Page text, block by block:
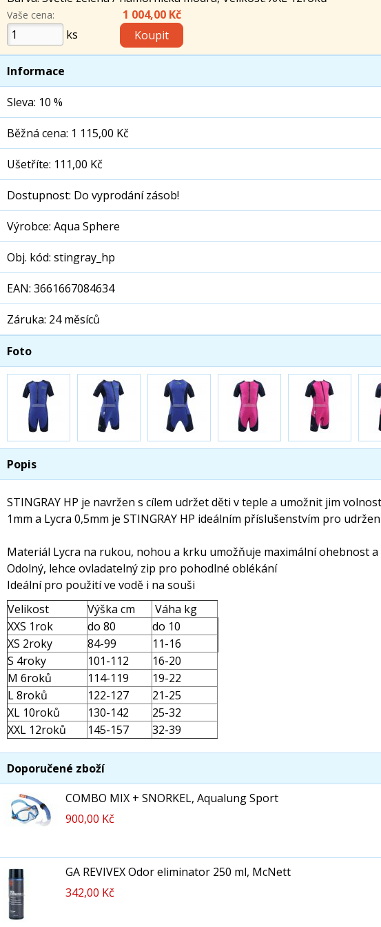
Vaše cena:
ks
1 004,00 Kč
Informace
Sleva: 10 %
Běžná cena: 1 115,00 Kč
Ušetříte: 111,00 Kč
Dostupnost: Do vyprodání zásob!
Výrobce: Aqua Sphere
Obj. kód: stingray_hp
EAN: 3661667084634
Záruka: 24 měsíců
Foto
Popis
STINGRAY HP je navržen s cílem udržet děti v teple a umožnit jim
1mm a Lycra 0,5mm je STINGRAY HP ideálním příslušenstvím pro
Materiál Lycra na rukou, nohou a krku umožňuje maximální ohebnost
Odolný, lehce ovladatelný zip pro pohodlné oblékání
Ideální pro použití ve vodě i na souši
Velikost
Výška cm
Váha kg
XXS 1rok
do 80
do 10
XS 2roky
84-99
11-16
S 4roky
101-112
16-20
M 6roků
114-119
19-22
L 8roků
122-127
21-25
XL 10roků
130-142
25-32
XXL 12roků
145-157 32-39
Doporučené zboží
COMBO MIX + SNORKEL, Aqualung Sport
900,00 Kč
GA REVIVEX Odor eliminator 250 ml, McNett
342,00 Kč